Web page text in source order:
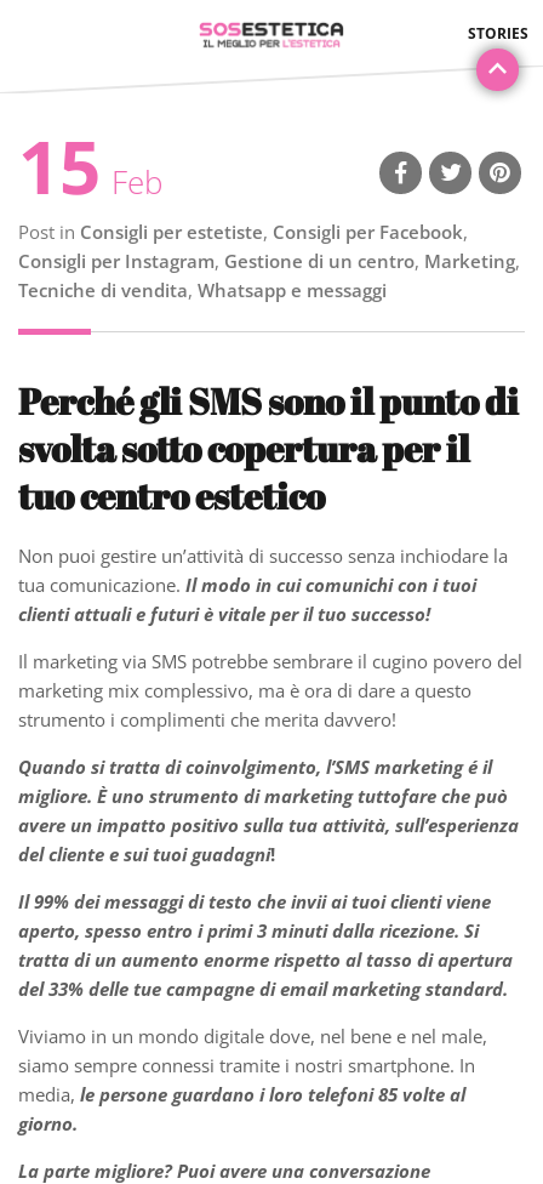
15 Feb
Post in Consigli per estetiste, Consigli per Facebook,
Consigli per Instagram, Gestione di un centro, Marketing,
Tecniche di vendita, Whatsapp e messaggi
Perché gli SMS sono il punto di
svolta sotto copertura per il
tuo centro estetico
Non puoi gestire un’attività di successo senza inchiodare la
tua comunicazione. Il modo in cui comunichi con i tuoi
clienti attuali e futuri è vitale per il tuo successo!
Il marketing via SMS potrebbe sembrare il cugino povero del
marketing mix complessivo, ma è ora di dare a questo
strumento i complimenti che merita davvero!
Quando si tratta di coinvolgimento, l’SMS marketing é il
migliore. È uno strumento di marketing tuttofare che può
avere un impatto positivo sulla tua attività, sull’esperienza
del cliente e sui tuoi guadagni!
Il 99% dei messaggi di testo che invii ai tuoi clienti viene
aperto, spesso entro i primi 3 minuti dalla ricezione. Si
tratta di un aumento enorme rispetto al tasso di apertura
del 33% delle tue campagne di email marketing standard.
Viviamo in un mondo digitale dove, nel bene e nel male,
siamo sempre connessi tramite i nostri smartphone. In
media, le persone guardano i loro telefoni 85 volte al
giorno.
La parte migliore? Puoi avere una conversazione